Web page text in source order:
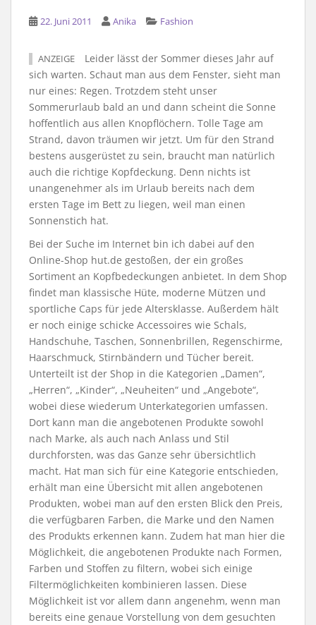
22. Juni 2011 Anika Fashion
ANZEIGE
Leider lässt der Sommer dieses Jahr auf
sich warten. Schaut man aus dem Fenster, sieht man
nur eines: Regen. Trotzdem steht unser
Sommerurlaub bald an und dann scheint die Sonne
hoffentlich aus allen Knopflöchern. Tolle Tage am
Strand, davon träumen wir jetzt. Um für den Strand
bestens ausgerüstet zu sein, braucht man natürlich
auch die richtige Kopfdeckung. Denn nichts ist
unangenehmer als im Urlaub bereits nach dem
ersten Tage im Bett zu liegen, weil man einen
Sonnenstich hat.
Bei der Suche im Internet bin ich dabei auf den
Online-Shop hut.de gestoßen, der ein großes
Sortiment an Kopfbedeckungen anbietet. In dem Shop
findet man klassische Hüte, moderne Mützen und
sportliche Caps für jede Altersklasse. Außerdem hält
er noch einige schicke Accessoires wie Schals,
Handschuhe, Taschen, Sonnenbrillen, Regenschirme,
Haarschmuck, Stirnbändern und Tücher bereit.
Unterteilt ist der Shop in die Kategorien „Damen“,
„Herren“, „Kinder“, „Neuheiten“ und „Angebote“,
wobei diese wiederum Unterkategorien umfassen.
Dort kann man die angebotenen Produkte sowohl
nach Marke, als auch nach Anlass und Stil
durchforsten, was das Ganze sehr übersichtlich
macht. Hat man sich für eine Kategorie entschieden,
erhält man eine Übersicht mit allen angebotenen
Produkten, wobei man auf den ersten Blick den Preis,
die verfügbaren Farben, die Marke und den Namen
des Produkts erkennen kann. Zudem hat man hier die
Möglichkeit, die angebotenen Produkte nach Formen,
Farben und Stoffen zu filtern, wobei sich einige
Filtermöglichkeiten kombinieren lassen. Diese
Möglichkeit ist vor allem dann angenehm, wenn man
bereits eine genaue Vorstellung von dem gesuchten